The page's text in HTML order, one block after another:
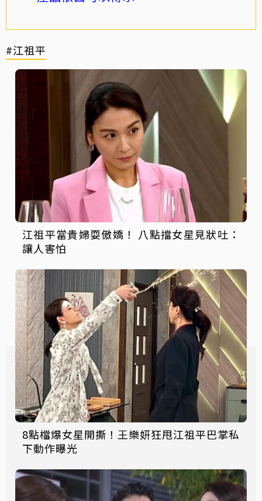
#江祖平
江祖平當貴婦耍傲嬌！ 八點擋女星見狀吐：
讓人害怕
8點檔爆女星開撕！王樂妍狂甩江祖平巴掌私
下動作曝光